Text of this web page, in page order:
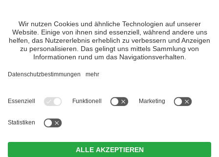
VIVOSüdtirol ist das Reiseportal für alle, die Südtirol nicht nur
besuchen, sondern wirklich erleben wollen – inklusive Tipps,
tollen Unterkünften und Angeboten.
Trotz genauer Arbeit und ständigem Aktualisieren der Inhalte,
Informieren Sie sich sicherheitshalber nochmals beim
Einstellungen | MwSt.-Nr. IT02365710215